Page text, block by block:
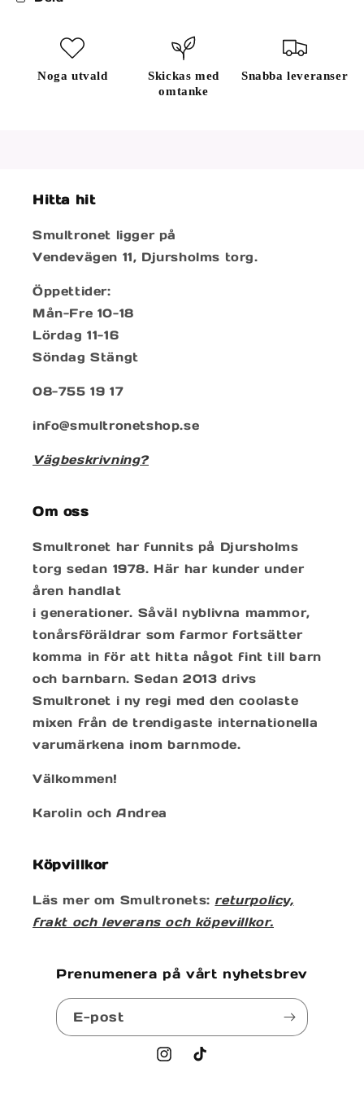
Noga utvald
Skickas med
omtanke
Snabba leveranser
Hitta hit
Smultronet ligger på
Vendevägen 11, Djursholms torg.
Öppettider:
Mån-Fre 10-18
Lördag 11-16
Söndag Stängt
08-755 19 17
info@smultronetshop.se
Vägbeskrivning?
Om oss
Smultronet har funnits på Djursholms
torg sedan 1978. Här har kunder under
åren handlat
i generationer. Såväl nyblivna mammor,
tonårsföräldrar som farmor fortsätter
komma in för att hitta något fint till barn
och barnbarn. Sedan 2013 drivs
Smultronet i ny regi med den coolaste
mixen från de trendigaste internationella
varumärkena inom barnmode.
Välkommen!
Karolin och Andrea
Köpvillkor
Läs mer om Smultronets: returpolicy,
frakt och leverans och köpevillkor.
Prenumenera på vårt nyhetsbrev
E-post
Instagram
TikTok